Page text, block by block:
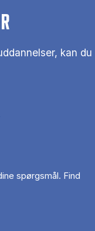
kan du
spørgsmål. Find